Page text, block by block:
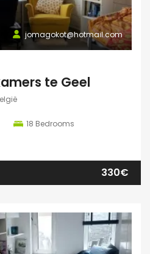
jomagokot@hotmail.com
te Geel
18 Bedrooms
330€